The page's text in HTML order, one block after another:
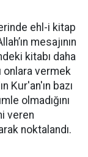
ehl-i kitap
mesajının
kitabı daha
onlara vermek
Kur'an'ın bazı
olmadığını
veren
noktalandı.